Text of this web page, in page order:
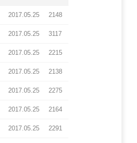
2017.05.25 2148
2017.05.25 3117
2017.05.25 2215
2017.05.25 2138
2017.05.25 2275
2017.05.25 2164
2017.05.25 2291